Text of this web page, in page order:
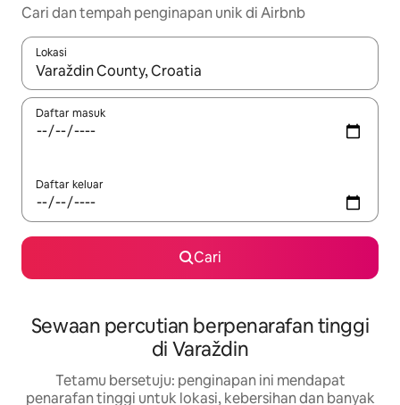
Cari dan tempah penginapan unik di Airbnb
Lokasi
Apabila hasil tersedia, navigasi dengan kekunci anak panah
Daftar masuk
Daftar keluar
Cari
Sewaan percutian berpenarafan tinggi
di Varaždin
Tetamu bersetuju: penginapan ini mendapat
penarafan tinggi untuk lokasi, kebersihan dan banyak